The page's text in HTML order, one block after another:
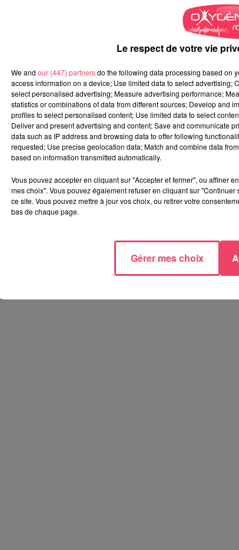
Le respect de votre vie
We and our (447) partnersdo the following data processing based on
access information on a device; Use limited data to select advertising;
select personalised advertising; Measure advertising performance;
statistics or combinations of data from different sources; Develop and
profiles to select personalised content; Use limited data to select
Deliver and present advertising and content; Save and communicate
data such as IP address and browsing data to offer following
requested; Use precise geolocation data; Match and combine data
based on information transmitted automatically.
Vous pouvez accepter en cliquant sur "Accepter et fermer", ou affiner
mes choix". Vous pouvez également refuser en cliquant sur
ce site. Vous pouvez mettre à jour vos choix, ou retirer votre
bas de chaque page.
Gérer mes choix